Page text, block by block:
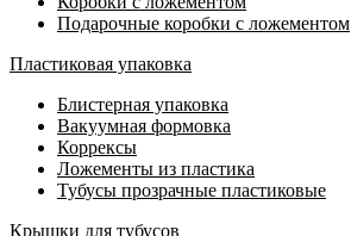
Подарочные коробки с ложементом
Пластиковая упаковка
Блистерная упаковка
Вакуумная формовка
Коррексы
Ложементы из пластика
Тубусы прозрачные пластиковые
Крышки для тубусов